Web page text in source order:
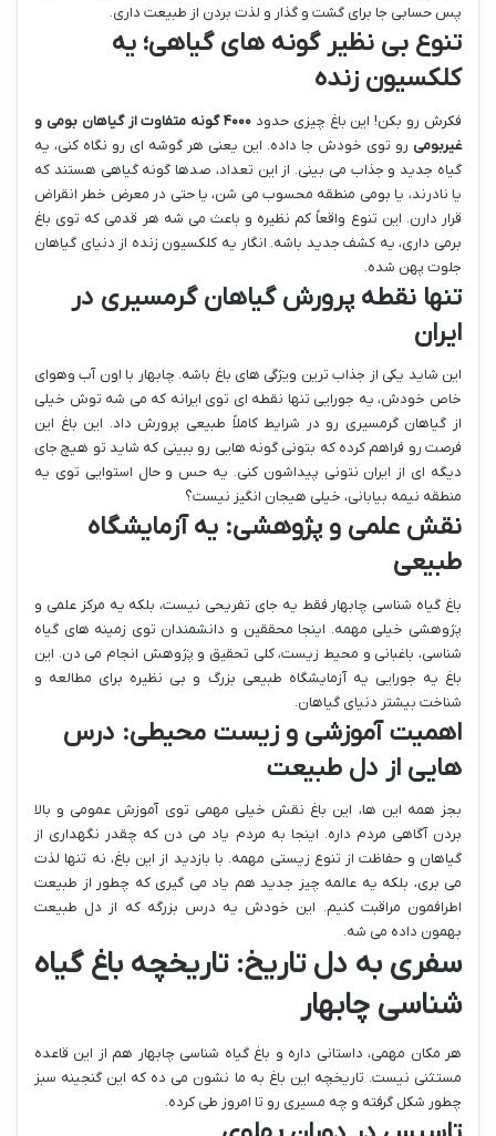
پس حسابی جا برای گشت و گذار و لذت بردن از طبیعت داری.
تنوع بی نظیر گونه های گیاهی؛ یه
کلکسیون زنده
فکرش رو بکن! این باغ چیزی حدود
۴۰۰۰ گونه متفاوت از گیاهان بومی و
غیربومی رو توی خودش جا داده. این یعنی هر گوشه ای رو نگاه کنی، یه
گیاه جدید و جذاب می بینی. از این تعداد، صدها گونه گیاهی هستند که
یا نادرند، یا بومی منطقه محسوب می شن، یا حتی در معرض خطر انقراض
قرار دارن. این تنوع واقعاً کم نظیره و باعث می شه هر قدمی که توی باغ
برمی داری، یه کشف جدید باشه. انگار یه کلکسیون زنده از دنیای گیاهان
جلوت پهن شده.
تنها نقطه پرورش گیاهان گرمسیری در
ایران
این شاید یکی از جذاب ترین ویژگی های باغ باشه. چابهار با اون آب وهوای
خاص خودش، یه جورایی تنها نقطه ای توی ایرانه که می شه توش خیلی
از گیاهان گرمسیری رو در شرایط کاملاً طبیعی پرورش داد. این باغ این
فرصت رو فراهم کرده که بتونی گونه هایی رو ببینی که شاید تو هیچ جای
دیگه ای از ایران نتونی پیداشون کنی. یه حس و حال استوایی توی یه
منطقه نیمه بیابانی، خیلی هیجان انگیز نیست؟
نقش علمی و پژوهشی: یه آزمایشگاه
طبیعی
باغ گیاه شناسی چابهار فقط یه جای تفریحی نیست، بلکه یه مرکز علمی و
پژوهشی خیلی مهمه. اینجا محققین و دانشمندان توی زمینه های گیاه
شناسی، باغبانی و محیط زیست، کلی تحقیق و پژوهش انجام می دن. این
باغ یه جورایی یه آزمایشگاه طبیعی بزرگ و بی نظیره برای مطالعه و
شناخت بیشتر دنیای گیاهان.
اهمیت آموزشی و زیست محیطی: درس
هایی از دل طبیعت
بجز همه این ها، این باغ نقش خیلی مهمی توی آموزش عمومی و بالا
بردن آگاهی مردم داره. اینجا به مردم یاد می دن که چقدر نگهداری از
گیاهان و حفاظت از تنوع زیستی مهمه. با بازدید از این باغ، نه تنها لذت
می بری، بلکه یه عالمه چیز جدید هم یاد می گیری که چطور از طبیعت
اطرافمون مراقبت کنیم. این خودش یه درس بزرگه که از دل طبیعت
بهمون داده می شه.
سفری به دل تاریخ: تاریخچه باغ گیاه
شناسی چابهار
هر مکان مهمی، داستانی داره و باغ گیاه شناسی چابهار هم از این قاعده
مستثنی نیست. تاریخچه این باغ به ما نشون می ده که این گنجینه سبز
چطور شکل گرفته و چه مسیری رو تا امروز طی کرده.